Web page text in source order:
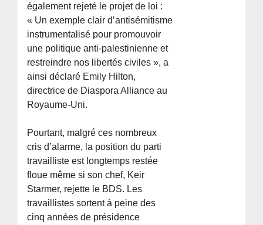
également rejeté le projet de loi :
« Un exemple clair d’antisémitisme
instrumentalisé pour promouvoir
une politique anti-palestinienne et
restreindre nos libertés civiles », a
ainsi déclaré Emily Hilton,
directrice de Diaspora Alliance au
Royaume-Uni.
Pourtant, malgré ces nombreux
cris d’alarme, la position du parti
travailliste est longtemps restée
floue même si son chef, Keir
Starmer, rejette le BDS. Les
travaillistes sortent à peine des
cinq années de présidence